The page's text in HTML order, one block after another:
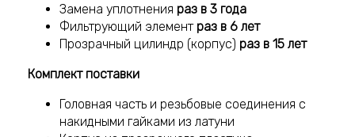
Замена уплотнения раз в 3 года
Фильтрующий элемент раз в 6 лет
Прозрачный цилиндр (корпус) раз в 15 лет
Комплект поставки
Головная часть и резьбовые соединения с
накидными гайками из латуни